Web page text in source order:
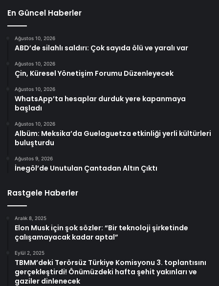
En Güncel Haberler
Ağustos 10, 2026
ABD’de silahlı saldırı: Çok sayıda ölü ve yaralı var
Ağustos 10, 2026
Çin, Küresel Yönetişim Forumu Düzenleyecek
Ağustos 10, 2026
WhatsApp’ta hesaplar durduk yere kapanmaya
başladı
Ağustos 10, 2026
Albüm: Meksika’da Guelaguetza etkinliği yerli kültürleri
buluşturdu
Ağustos 9, 2026
İnegöl’de Unutulan Çantadan Altın Çıktı
Rastgele Haberler
Aralık 8, 2025
Elon Musk için şok sözler: “Bir teknoloji şirketinde
çalışamayacak kadar aptal”
Eylül 2, 2025
TBMM’deki Terörsüz Türkiye Komisyonu 3. toplantısını
gerçekleştirdi! Önümüzdeki hafta şehit yakınları ve
gaziler dinlenecek